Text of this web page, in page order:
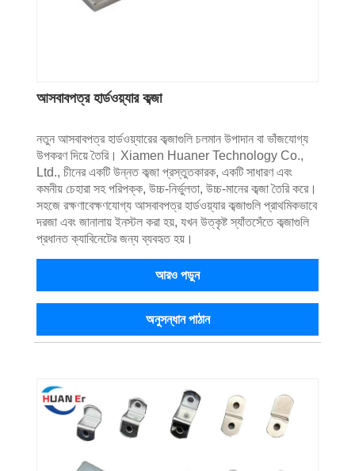
আসবাবপত্র হার্ডওয়্যার কব্জা
নতুন আসবাবপত্র হার্ডওয়্যারের কব্জাগুলি চলমান উপাদান বা ভাঁজযোগ্য
উপকরণ দিয়ে তৈরি। Xiamen Huaner Technology Co.,
Ltd., চীনের একটি উন্নত কব্জা প্রস্তুতকারক, একটি সাধারণ এবং
কমনীয় চেহারা সহ পরিপক্ক, উচ্চ-নির্ভুলতা, উচ্চ-মানের কব্জা তৈরি করে।
সহজে রক্ষণাবেক্ষণযোগ্য আসবাবপত্র হার্ডওয়্যার কব্জাগুলি প্রাথমিকভাবে
দরজা এবং জানালায় ইনস্টল করা হয়, যখন উত্কৃষ্ট স্যাঁতসেঁতে কব্জাগুলি
প্রধানত ক্যাবিনেটের জন্য ব্যবহৃত হয়।
আরও পড়ুন
অনুসন্ধান পাঠান